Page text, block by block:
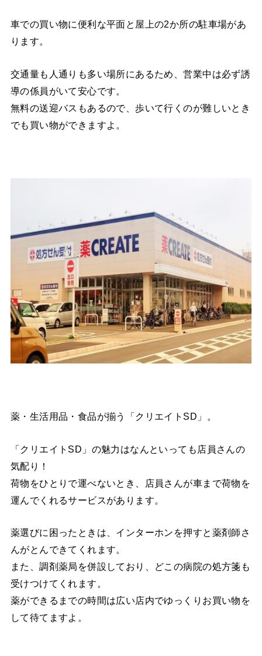
車での買い物に便利な平面と屋上の2か所の駐車場があ
ります。
交通量も人通りも多い場所にあるため、営業中は必ず誘
導の係員がいて安心です。
無料の送迎バスもあるので、歩いて行くのが難しいとき
でも買い物ができますよ。
薬・生活用品・食品が揃う「クリエイトSD」。
「クリエイトSD」の魅力はなんといっても店員さんの
気配り！
荷物をひとりで運べないとき、店員さんが車まで荷物を
運んでくれるサービスがあります。
薬選びに困ったときは、インターホンを押すと薬剤師さ
んがとんできてくれます。
また、調剤薬局を併設しており、どこの病院の処方箋も
受けつけてくれます。
薬ができるまでの時間は広い店内でゆっくりお買い物を
して待てますよ。